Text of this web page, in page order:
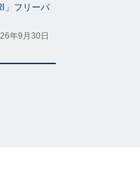
」フリーパ
年9月30日